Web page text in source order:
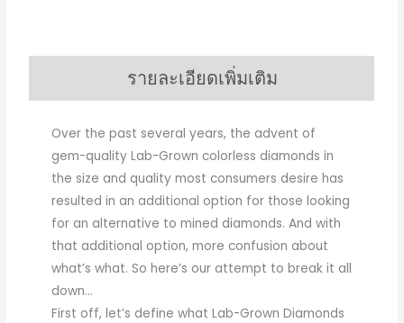
รายละเอียดเพิ่มเติม
Over the past several years, the advent of
gem-quality Lab-Grown colorless diamonds in
the size and quality most consumers desire has
resulted in an additional option for those looking
for an alternative to mined diamonds. And with
that additional option, more confusion about
what’s what. So here’s our attempt to break it all
down…
First off, let’s define what Lab-Grown Diamonds